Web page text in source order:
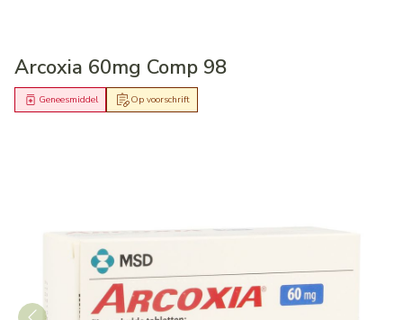
Arcoxia 60mg Comp 98
Op voorschrift
Geneesmiddel